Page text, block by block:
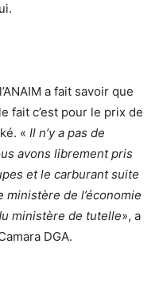
a fait savoir que
fait c’est pour le prix de
« Il n’y a pas de
avons librement pris
et le carburant suite
ministère de l’économie
ministère de tutelle», a
DGA.